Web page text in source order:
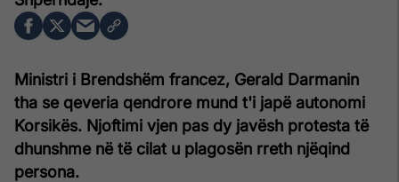
Ministri i Brendshëm francez, Gerald Darmanin
tha se qeveria qendrore mund t'i japë autonomi
Korsikës. Njoftimi vjen pas dy javësh protesta të
dhunshme në të cilat u plagosën rreth njëqind
persona.